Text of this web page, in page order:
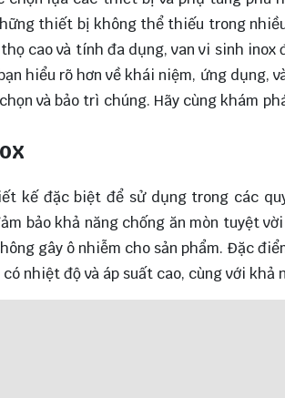
thiết bị không thể thiếu trong
cao và tính đa dụng, van vi sinh
hiểu rõ hơn về khái niệm, ứng dụng,
và bảo trì chúng. Hãy cùng khám
kế đặc biệt để sử dụng trong các
bảo khả năng chống ăn mòn tuyệt
gây ô nhiễm cho sản phẩm. Đặc
nhiệt độ và áp suất cao, cùng với khả